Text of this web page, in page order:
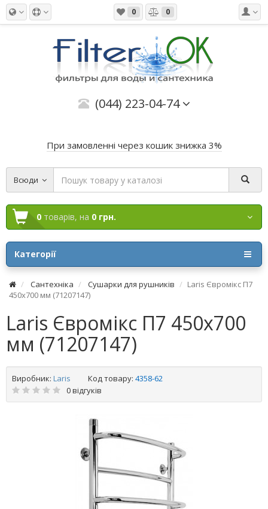
0 0
(044) 223-04-74
При замовленні через кошик знижка 3%
Всюди
0 товарів, на 0 грн.
Категорії
Сантехніка Сушарки для рушників
Laris Євромікс П7
450х700 мм (71207147)
Laris Євромікс П7 450х700
мм (71207147)
Виробник: Laris Код товару: 4358-62
0 відгуків